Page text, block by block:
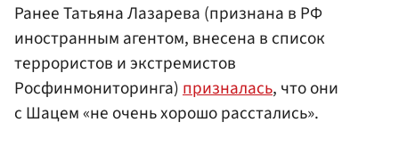
Ранее Татьяна Лазарева (признана в РФ
иностранным агентом, внесена в список
террористов и экстремистов
Росфинмониторинга)призналась, что они
с Шацем «не очень хорошо расстались».